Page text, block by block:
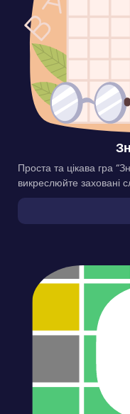
Проста та цікава гра
викреслюйте заховані